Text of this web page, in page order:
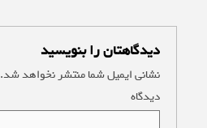
دیدگاهتان را بنویسید
نشانی ایمیل شما منتشر نخواهد شد.
دیدگاه